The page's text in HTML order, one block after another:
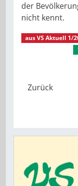
der
nicht kennt.
ausVS Aktuell 1/